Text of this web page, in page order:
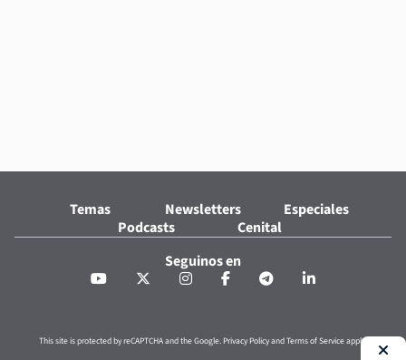
Temas Newsletters
Especiales
Podcasts
Cenital
Seguinos en
This site is protected by reCAPTCHA and the Google. Privacy PolicyandTerms of Serviceapply.